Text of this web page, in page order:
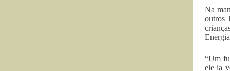
Na
outros
“Um
ele ia